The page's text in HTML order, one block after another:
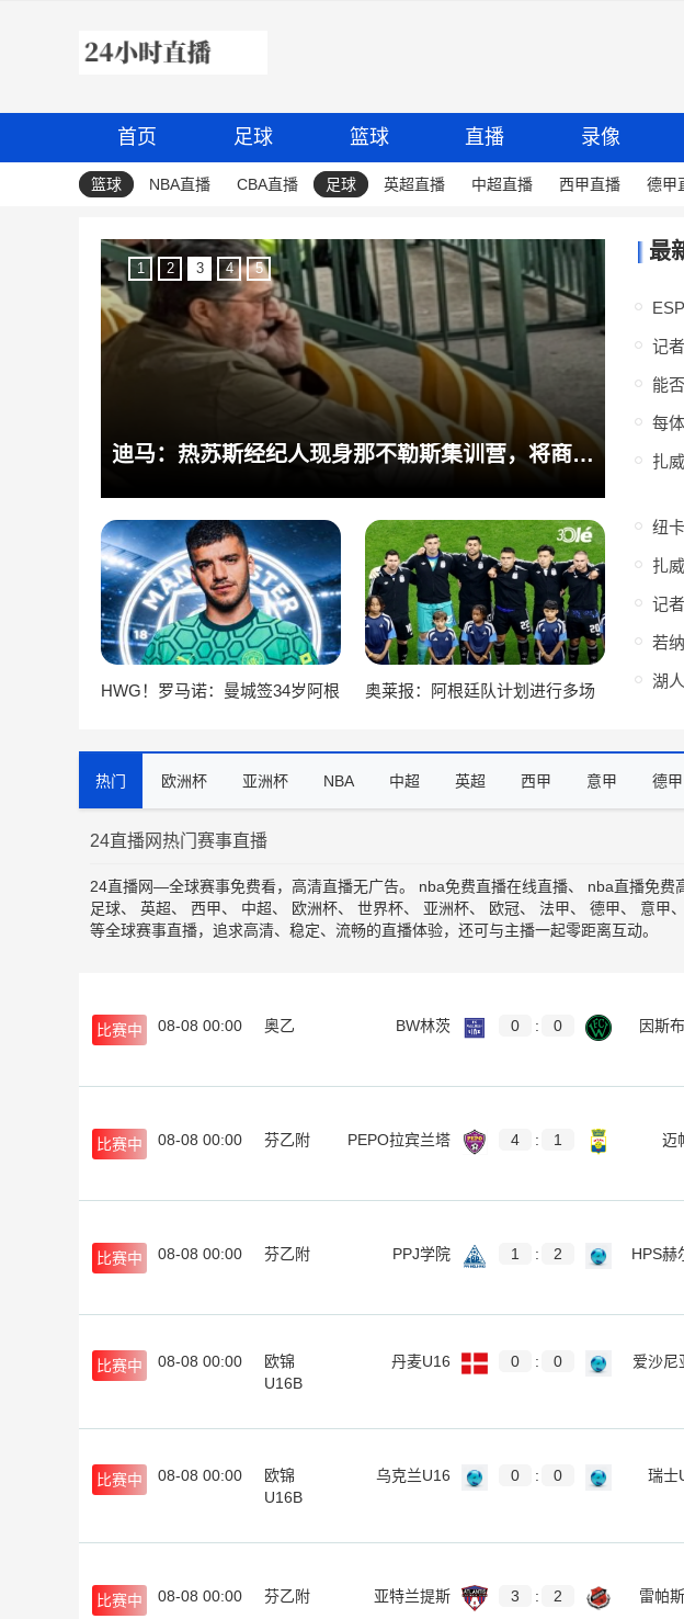
首页 足球 篮球 直播 录像
篮球 NBA直播 CBA直播 足球 英超直播 中超直播 西甲直播 德甲
迪马：热苏斯经纪人现身那不勒斯集训营，将商谈球员转会可能性
1 2 3 4 5
HWG！罗马诺：曼城签34岁阿根
奥莱报：阿根廷队计划进行多场
地
最
热门 欧洲杯 亚洲杯 NBA 中超 英超 西甲 意甲 德甲
24直播网热门赛事直播
24直播网—全球赛事免费看，高清直播无广告。 nba免费直播在线直播、 nba直播免费
足球、 英超、 西甲、 中超、 欧洲杯、 世界杯、 亚洲杯、 欧冠、 法甲、 德甲、 意甲、
等全球赛事直播，追求高清、稳定、流畅的直播体验，还可与主播一起零距离互动。
比赛中 08-08 00:00 奥乙 BW林茨 0 : 0 因斯
比赛中 08-08 00:00 芬乙附 PEPO拉宾兰塔 4 : 1 迈
比赛中 08-08 00:00 芬乙附 PPJ学院 1 : 2 HPS赫
比赛中 08-08 00:00
欧锦
U16B
丹麦U16 0 : 0 爱沙尼
比赛中 08-08 00:00
欧锦
U16B
乌克兰U16 0 : 0 瑞士
比赛中 08-08 00:00 芬乙附 亚特兰提斯 3 : 2 雷帕